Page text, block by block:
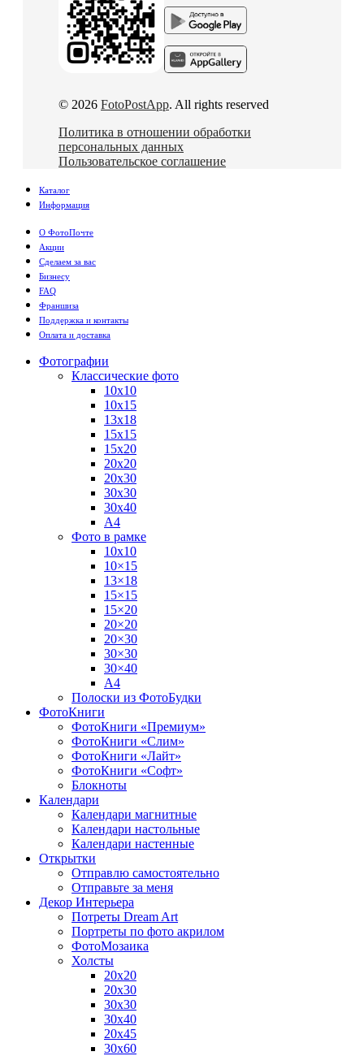
© 2026 FotoPostApp. All rights reserved
Политика в отношении обработки
персональных данных
Пользовательское соглашение
Каталог
Информация
О ФотоПочте
Акции
Сделаем за вас
Бизнесу
FAQ
Франшиза
Поддержка и контакты
Оплата и доставка
Фотографии
Классические фото
10х10
10х15
13х18
15х15
15х20
20х20
20х30
30х30
30х40
А4
Фото в рамке
10х10
10×15
13×18
15×15
15×20
20×20
20×30
30×30
30×40
A4
Полоски из ФотоБудки
ФотоКниги
ФотоКниги «Премиум»
ФотоКниги «Слим»
ФотоКниги «Лайт»
ФотоКниги «Софт»
Блокноты
Календари
Календари магнитные
Календари настольные
Календари настенные
Открытки
Отправлю самостоятельно
Отправьте за меня
Декор Интерьера
Потреты Dream Art
Портреты по фото акрилом
ФотоМозаика
Холсты
20х20
20х30
30х30
30х40
20х45
30х60